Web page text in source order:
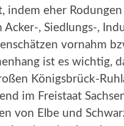
indem eher
, Siedlungs-,
vornahm
ist es wichtig,
Königsbrück-
im Freistaat
von Elbe und